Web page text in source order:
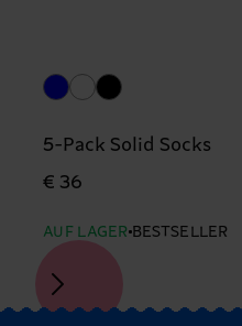
5-Pack Solid Socks
€ 36
AUF LAGER BESTSELLER